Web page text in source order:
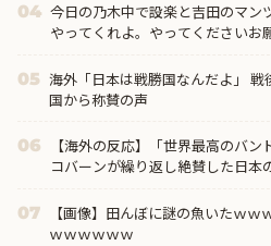
04 今日の乃木中で設楽と吉田のマ
やってくれよ。やってくださいお
05 海外「日本は戦勝国なんだよ」
国から称賛の声
06
【海外の反応】「世界最高のバ
コバーンが繰り返し絶賛した日本
07
【画像】田んぼに謎の魚いたｗ
ｗｗｗｗｗｗ